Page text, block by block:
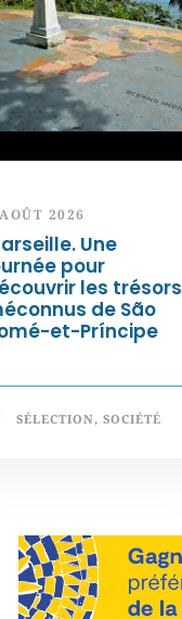
2026
Une
pour
les trésors
de São
et-Príncipe
SÉLECTION, SOCIÉTÉ